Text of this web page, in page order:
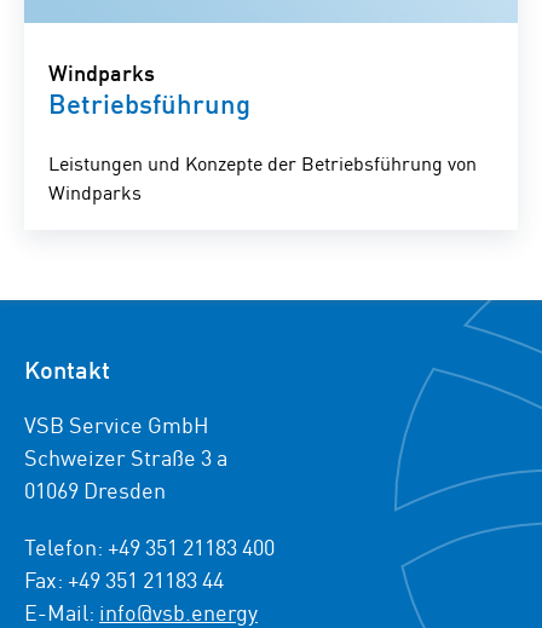
Windparks
Betriebsführung
Leistungen und Konzepte der Betriebsführung von
Windparks
Kontakt
VSB Service GmbH
Schweizer Straße 3 a
01069 Dresden
Telefon: +49 351 21183 400
Fax: +49 351 21183 44
E-Mail: info@vsb.energy